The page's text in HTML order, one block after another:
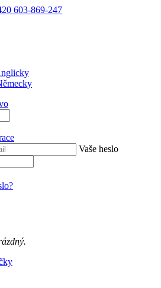
603-869-247
Vaše heslo